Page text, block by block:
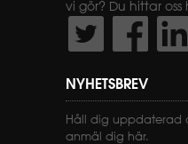
vi gör? Du hittar oss
NYHETSBREV
Håll dig uppdaterad
anmäl dig här.